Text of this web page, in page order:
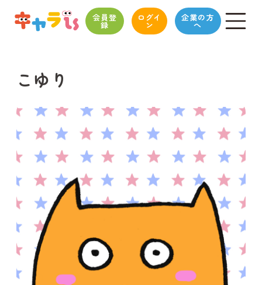
会員登
録
ログイ
ン
企業の方
へ
こゆり